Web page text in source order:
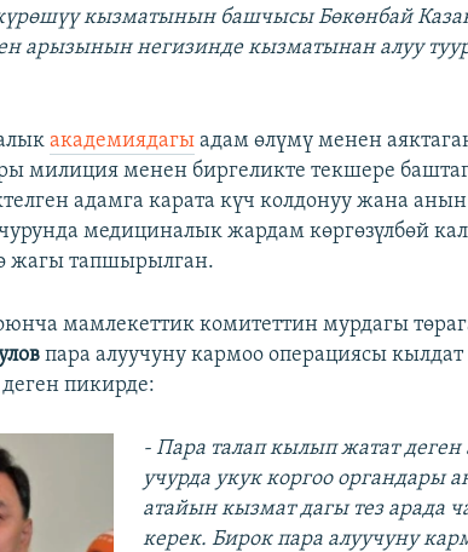
кызматынын башчысы Бөкөнбай
арызынын негизинде кызматынан алуу
академиядагы адам өлүмү менен
милиция менен биргеликте текшере
адамга карата күч колдонуу жана
медициналык жардам көргөзүлбөй
жагы тапшырылган.
мамлекеттик комитеттин мурдагы
пара алуучуну кармоо операциясы
пикирде:
- Пара талап кылып жатат
учурда укук коргоо органдары
атайын кызмат дагы тез арада
керек. Бирок пара алуучуну